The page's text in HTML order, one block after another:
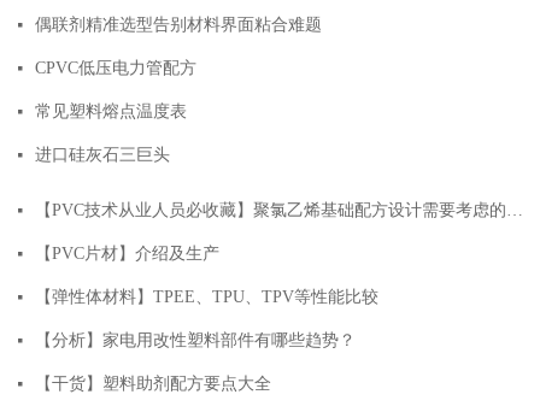
넷 偶联剂精准选型告别材料界面粘合难题
넷 CPVC低压电力管配方
넷 常见塑料熔点温度表
넷 进口硅灰石三巨头
넷 【PVC技术从业人员必收藏】聚氯乙烯基础配方设计需要考虑的要点
넷 【PVC片材】介绍及生产
넷 【弹性体材料】TPEE、TPU、TPV等性能比较
넷 【分析】家电用改性塑料部件有哪些趋势？
넷 【干货】塑料助剂配方要点大全